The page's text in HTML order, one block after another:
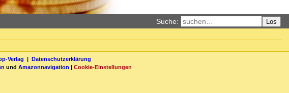
Suche: Los
Verlag | Datenschutzerklärung
und Amazonnavigation | Cookie-Einstellungen